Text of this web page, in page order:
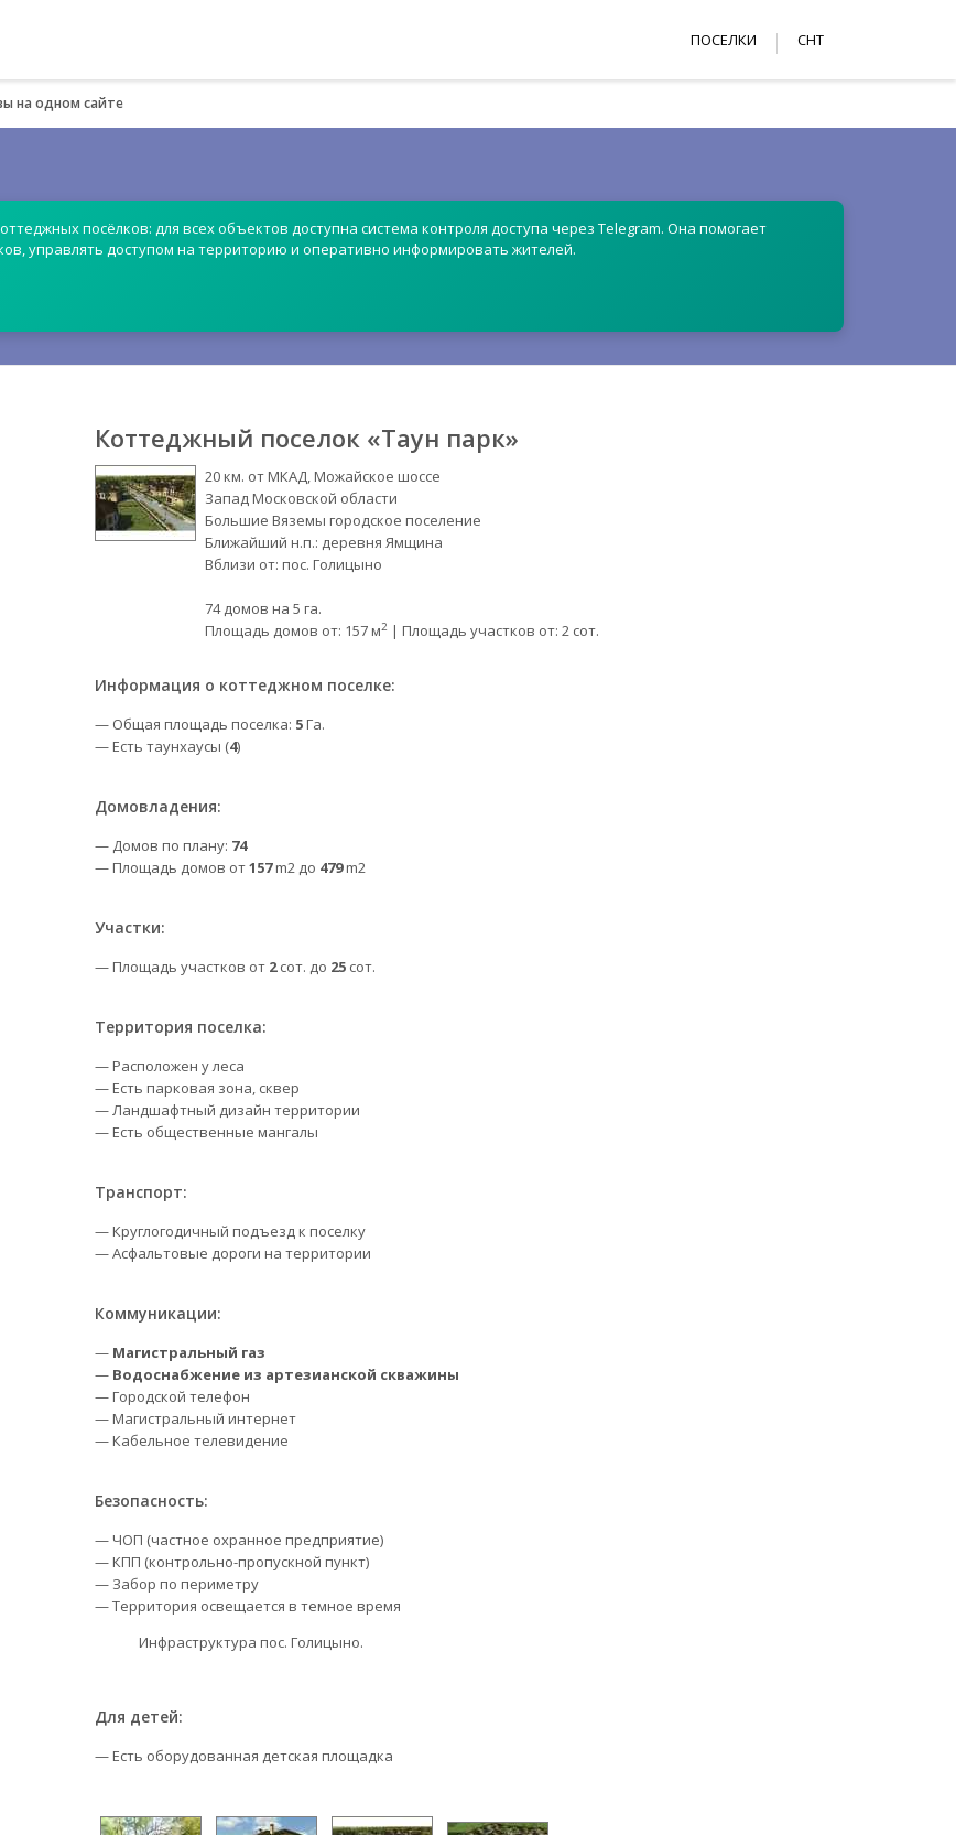
ПОСЕЛКИ СНТ
на одном сайте
посёлков: для всех объектов доступна система контроля доступа через Telegram. Она помогает
управлять доступом на территорию и оперативно информировать жителей.
Коттеджный поселок «Таун парк»
20 км. от МКАД, Можайское шоссе
Запад Московской области
Большие Вяземы городское поселение
Ближайший н.п.: деревня Ямщина
Вблизи от: пос. Голицыно
74 домов на 5 га.
Площадь домов от: 157 м2 | Площадь участков от: 2 сот.
Информация о коттеджном поселке:
— Общая площадь поселка: 5Га.
— Есть таунхаусы (4)
Домовладения:
— Домов по плану: 74
— Площадь домов от157m2 до 479m2
Участки:
— Площадь участков от 2сот. до 25 сот.
Территория поселка:
— Расположен у леса
— Есть парковая зона, сквер
— Ландшафтный дизайн территории
— Есть общественные мангалы
Транспорт:
— Круглогодичный подъезд к поселку
— Асфальтовые дороги на территории
Коммуникации:
— Магистральный газ
— Водоснабжение из артезианской скважины
— Городской телефон
— Магистральный интернет
— Кабельное телевидение
Безопасность:
— ЧОП (частное охранное предприятие)
— КПП (контрольно-пропускной пункт)
— Забор по периметру
— Территория освещается в темное время
Инфраструктура пос. Голицыно.
Для детей:
— Есть оборудованная детская площадка